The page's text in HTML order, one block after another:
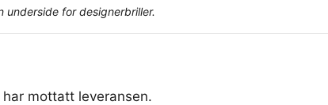
underside for designerbriller.
mottatt leveransen.